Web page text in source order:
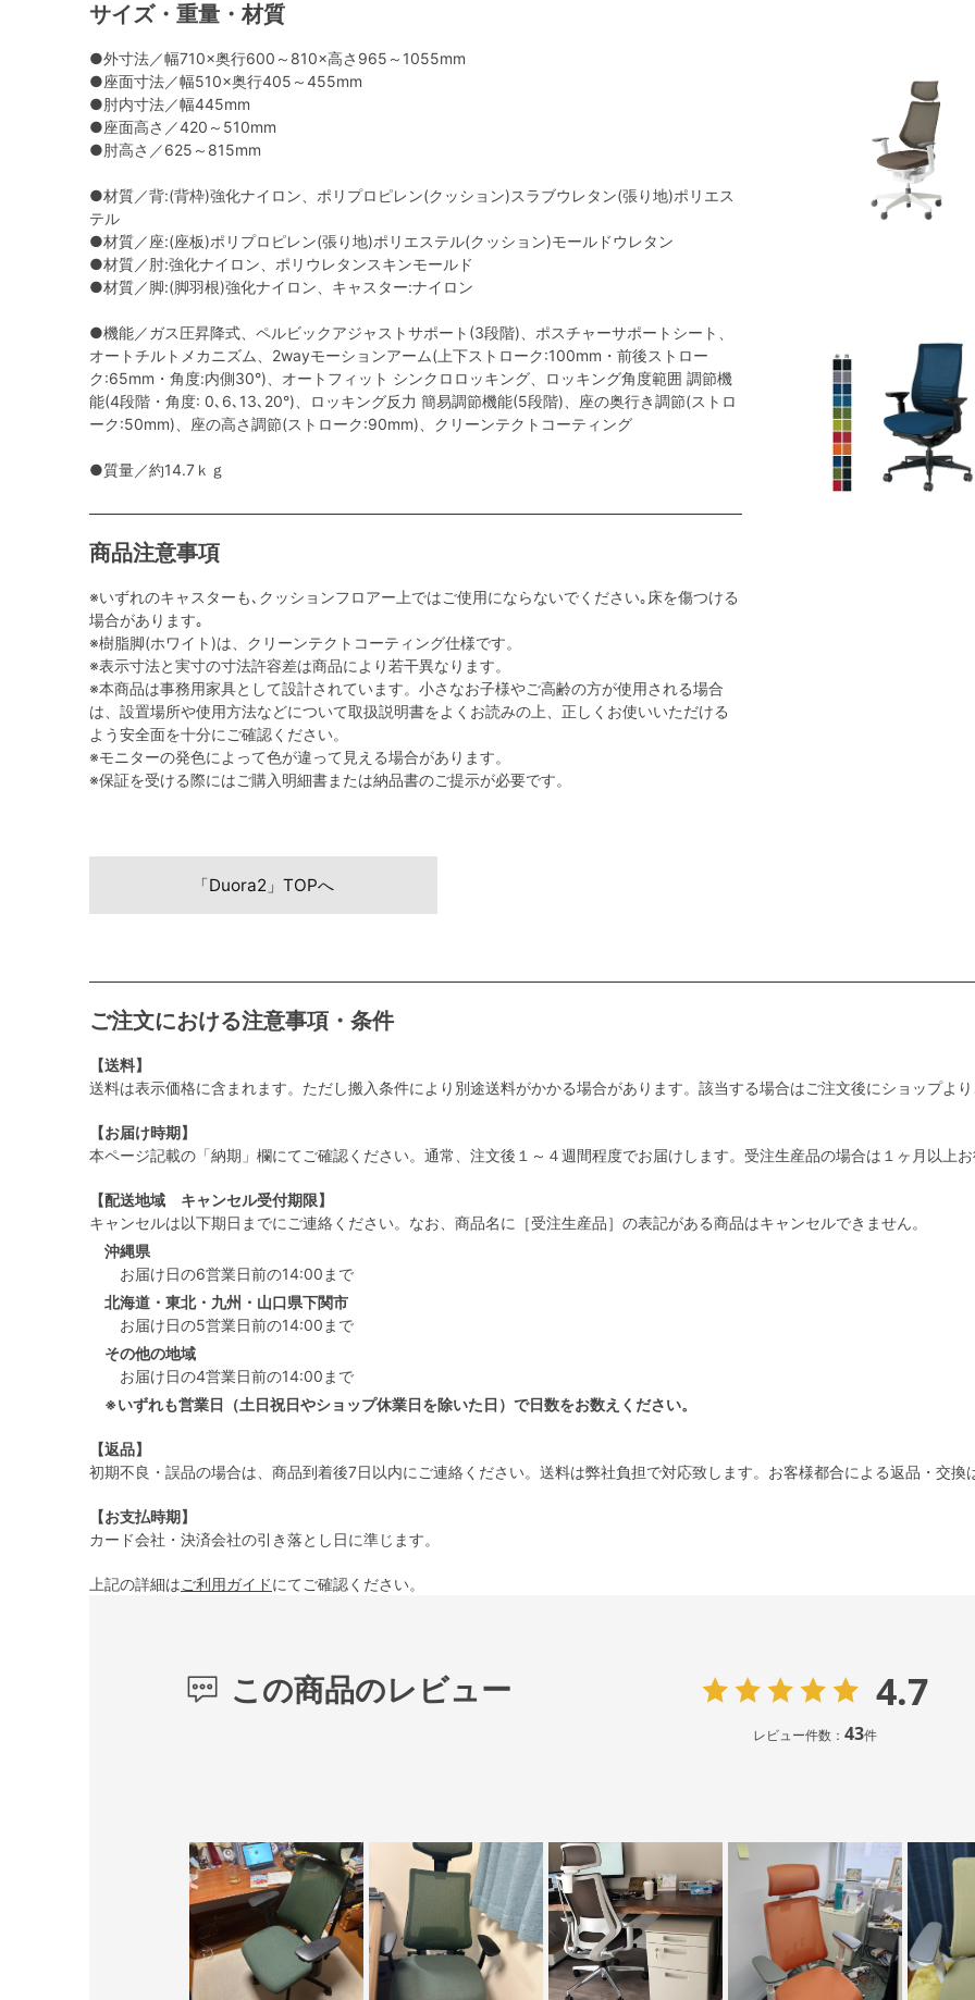
サイズ・重量・材質
●外寸法／幅710×奥行600～810×高さ965～1055mm
●座面寸法／幅510×奥行405～455mm
●肘内寸法／幅445mm
●座面高さ／420～510mm
●肘高さ／625～815mm
●材質／背:(背枠)強化ナイロン、ポリプロピレン(クッション)スラブウレタン(張り地)ポリエス
テル
●材質／座:(座板)ポリプロピレン(張り地)ポリエステル(クッション)モールドウレタン
●材質／肘:強化ナイロン、ポリウレタンスキンモールド
●材質／脚:(脚羽根)強化ナイロン、キャスター:ナイロン
●機能／ガス圧昇降式、ペルビックアジャストサポート(3段階)、ポスチャーサポートシート、
オートチルトメカニズム、2wayモーションアーム(上下ストローク:100mm・前後ストロー
ク:65mm・角度:内側30°)、オートフィット シンクロロッキング、ロッキング角度範囲 調節機
能(4段階・角度: 0､6､13､20°)、ロッキング反力 簡易調節機能(5段階)、座の奥行き調節(ストロ
ーク:50mm)、座の高さ調節(ストローク:90mm)、クリーンテクトコーティング
●質量／約14.7ｋｇ
商品注意事項
※いずれのキャスターも､クッションフロアー上ではご使用にならないでください｡床を傷つける
場合があります｡
※樹脂脚(ホワイト)は、クリーンテクトコーティング仕様です。
※表示寸法と実寸の寸法許容差は商品により若干異なります。
※本商品は事務用家具として設計されています。小さなお子様やご高齢の方が使用される場合
は、設置場所や使用方法などについて取扱説明書をよくお読みの上、正しくお使いいただける
よう安全面を十分にご確認ください。
※モニターの発色によって色が違って見える場合があります。
※保証を受ける際にはご購入明細書または納品書のご提示が必要です。
「Duora2」TOPへ
ご注文における注意事項・条件
【送料】
送料は表示価格に含まれます。ただし搬入条件により別途送料がかかる場合があります。該当する場合はご注文後にショップより
【お届け時期】
本ページ記載の「納期」欄にてご確認ください。通常、注文後１～４週間程度でお届けします。受注生産品の場合は１ヶ月以上お
【配送地域 キャンセル受付期限】
キャンセルは以下期日までにご連絡ください。なお、商品名に［受注生産品］の表記がある商品はキャンセルできません。
沖縄県
お届け日の6営業日前の14:00まで
北海道・東北・九州・山口県下関市
お届け日の5営業日前の14:00まで
その他の地域
お届け日の4営業日前の14:00まで
※いずれも営業日（土日祝日やショップ休業日を除いた日）で日数をお数えください。
【返品】
初期不良・誤品の場合は、商品到着後7日以内にご連絡ください。送料は弊社負担で対応致します。お客様都合による返品・交換
【お支払時期】
カード会社・決済会社の引き落とし日に準じます。
上記の詳細はご利用ガイドにてご確認ください。
この商品のレビュー 4.7
レビュー件数： 43件